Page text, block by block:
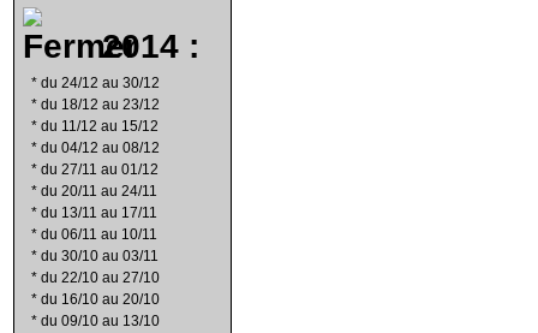
2014 :
* du 24/12 au 30/12
* du 18/12 au 23/12
* du 11/12 au 15/12
* du 04/12 au 08/12
* du 27/11 au 01/12
* du 20/11 au 24/11
* du 13/11 au 17/11
* du 06/11 au 10/11
* du 30/10 au 03/11
* du 22/10 au 27/10
* du 16/10 au 20/10
* du 09/10 au 13/10